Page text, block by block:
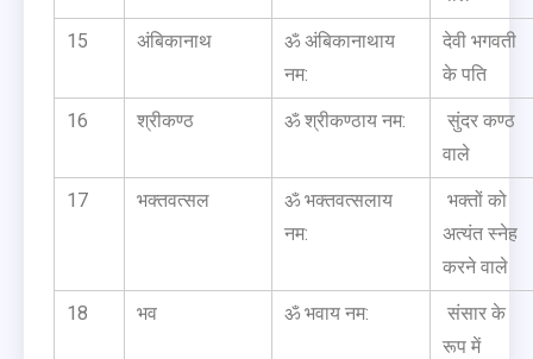
15 अंबिकानाथ
ॐ अंबिकानाथाय
नम:
देवी भगवती
के पति
16 श्रीकण्ठ ॐ श्रीकण्ठाय नम:
सुंदर कण्ठ
वाले
17 भक्तवत्सल
ॐ भक्तवत्सलाय
नम:
भक्तों को
अत्यंत स्नेह
करने वाले
18 भव ॐ भवाय नम:
संसार के
रूप में